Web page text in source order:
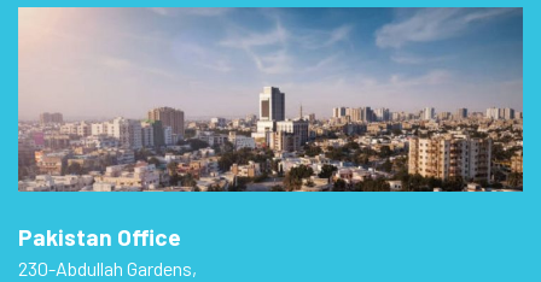
Pakistan Office
230-Abdullah Gardens,